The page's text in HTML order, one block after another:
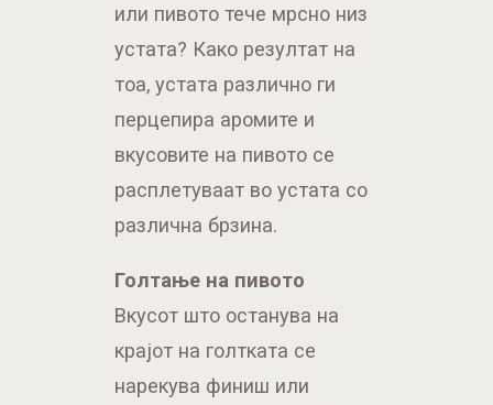
или пивото тече мрсно низ
устата? Како резултат на
тоа, устата различно ги
перцепира аромите и
вкусовите на пивото се
расплетуваат во устата со
различна брзина.
Голтање на пивото
Вкусот што останува на
крајот на голтката се
нарекува финиш или